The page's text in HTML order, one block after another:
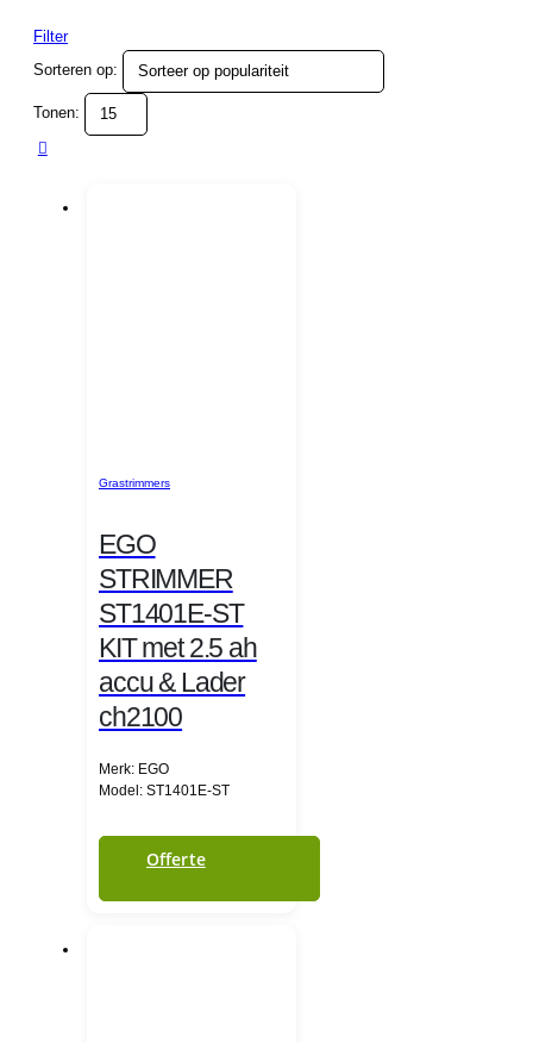
Filter
Sorteren op:
Tonen:
Grastrimmers
EGO
STRIMMER
ST1401E-ST
KIT met 2.5 ah
accu & Lader
ch2100
Merk: EGO
Model: ST1401E-ST
Offerte